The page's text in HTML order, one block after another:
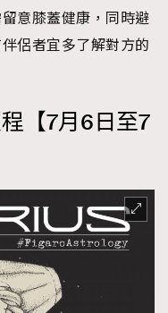
意膝蓋健康，同時避
侶者宜多了解對方的
【7月6日至7